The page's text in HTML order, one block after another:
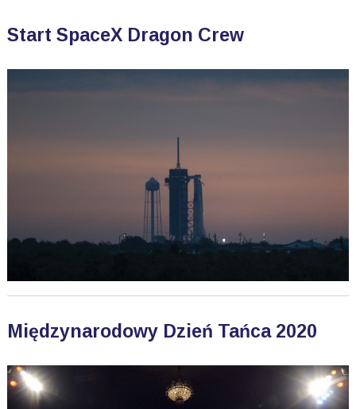
Start SpaceX Dragon Crew
Międzynarodowy Dzień Tańca 2020